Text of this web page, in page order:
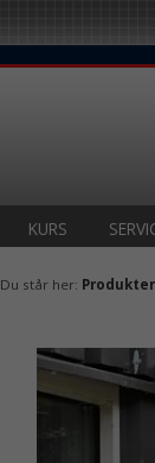
KURS
Du står her: Produkter